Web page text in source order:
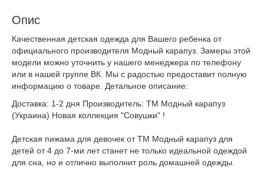
Опис
Качественная детская одежда для Вашего ребенка от
официального производителя Модный карапуз. Замеры этой
модели можно уточнить у нашего менеджера по телефону
или в нашей группе ВК. Мы с радостью предоставит полную
информацию о товаре. Детальное описание:
Доставка: 1-2 дня Производитель: ТМ Модный карапуз
(Украина) Новая коллекция "Совушки" !
Детская пижама для девочек от ТМ Модный карапуз для
детей от 4 до 7-ми лет станет не только идеальной одеждой
для сна, но и отлично выполнит роль домашней одежды.